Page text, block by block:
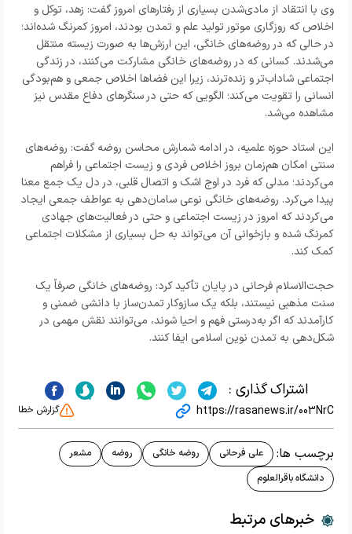
وی با انتقاد از مادی‌شدن بسیاری از رفتارهای امروز گفت: زهد، توکل و
اخلاص که روزگاری موتور تولید علم و تمدن بودند، امروز کمرنگ شده‌اند؛
در حالی که در روضه‌های خانگی، این ارزش‌ها به صورت زیسته منتقل
می‌شدند. کسانی که در روضه‌های خانگی مشارکت می‌کنند، در زندگی
اجتماعی شاداب‌تر و زنده‌ترند، زیرا این فضاها اخلاص جمعی و هم‌بودگی
انسانی را تقویت می‌کند؛ الگویی که حتی در سنگرهای دفاع مقدس نیز
مشاهده می‌شد.
این استاد حوزه علمیه، در ادامه شمارش محاسن روضه گفت: روضه‌های
سنتی امکان هم‌زمان بروز اخلاص فردی و زیست اجتماعی را فراهم
می‌کردند؛ مدلی که فرد در اوج اشک و اتصال قلبی، در دل یک جمع معنا
پیدا می‌کرد. روضه‌های خانگی نوعی سامان‌دهی به عواطف جمعی ایجاد
می‌کردند که امروز در زیست اجتماعی و حتی در فعالیت‌های جهادی
کمرنگ شده و بازخوانی آن می‌تواند به حل بسیاری از مشکلات اجتماعی
کمک کند.
حجت‌الاسلام فرحانی در پایان تأکید کرد: روضه‌های خانگی صرفاً یک
سنت مذهبی نیستند، بلکه یک سازوکار تمدن‌ساز با دانشی ضمنی و
کارآمدند که اگر به‌درستی فهم و احیا شوند، می‌توانند نقش مهمی در
شکل‌دهی به تمدن نوین اسلامی ایفا کنند.
اشتراک گذاری :
https://rasanews.ir/003NrC گزارش خطا
برچسب ها: علی فرحانی روضه خانگی روضه
مشعر
دانشگاه باقرالعلوم
خبرهای مرتبط